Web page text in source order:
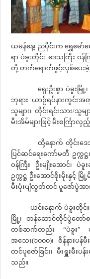
ယမန်နေ့၊ ညပိုင်းက ရွှေမော်
ရာ ပဲခူးတိုင်း ဒေသကြီး ဝန်က
တို့ တက်ရောက်ဖွင့်လှစ်ပေး
ရှေးဦးစွာ ပဲခူးမြို့၊ တ
ဘုရား ယာဉ်ရပ်နားကွင်းအ
သူများ၊ တိုင်းရင်းသား/သူ
မီးအိမ်များဖြင့် မီးစင်္က
ထို့နောက် တိုင်းဒေသကြီး
ပြင်ဆင်ရေးကော်မတီ ဥက္ကဋ္ဌ
ဝန်ကြီး ဦးမျိုးအောင်၊ ပဲ
ဥက္ကဋ္ဌ ဦးအောင်စိုးမိုးနှင့်
မီးပုံးပျံလွှတ်တင် ပူဇော်ပွဲအ
ယင်းနောက် ပဲခူးတိုင်းဒေ
မြို့၊ တန်ဆောင်တိုင်ပွဲတော်
တစ်ဆက်တည်း “ပဲခူး” ဟု
အသေး(၁၀၀၀)၊ စိန်နား
တင်ပူဇော်ခြင်း၊ မီးရှူးမီးပ
သည်။